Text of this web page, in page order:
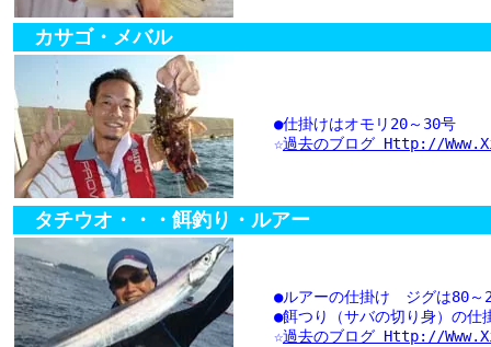
カサゴ・メバル
●仕掛けはオモリ20～30号
☆過去のブログ Http://
タチウオ・・・餌釣り・ルアー
●ルアーの仕掛け ジグは
●餌つり（サバの切り身）の仕
☆過去のブログ Http://